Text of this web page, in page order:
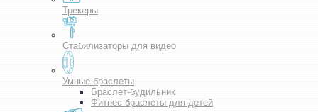
Трекеры
Стабилизаторы для видео
Умные браслеты
Браслет-будильник
Фитнес-браслеты для детей